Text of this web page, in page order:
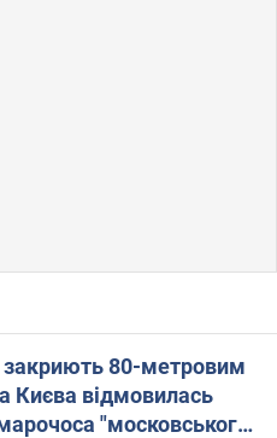
закриють 80-метровим
Києва відмовилась
"московського